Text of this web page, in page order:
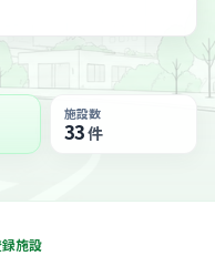
施設数
33件
施設